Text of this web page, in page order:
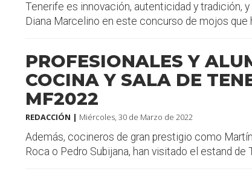
Tenerife es innovación, autenticidad y tradición,
Diana Marcelino en este concurso de mojos que
PROFESIONALES Y
COCINA Y SALA DE
MF2022
REDACCIÓN | Miércoles, 30 de Marzo de 2022
Además, cocineros de gran prestigio como
Roca o Pedro Subijana, han visitado el estand de